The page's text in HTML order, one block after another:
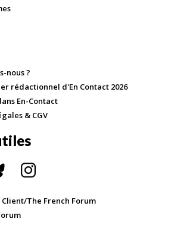
nous ?
rédactionnel d'En Contact 2026
En-Contact
& CGV
The French Forum